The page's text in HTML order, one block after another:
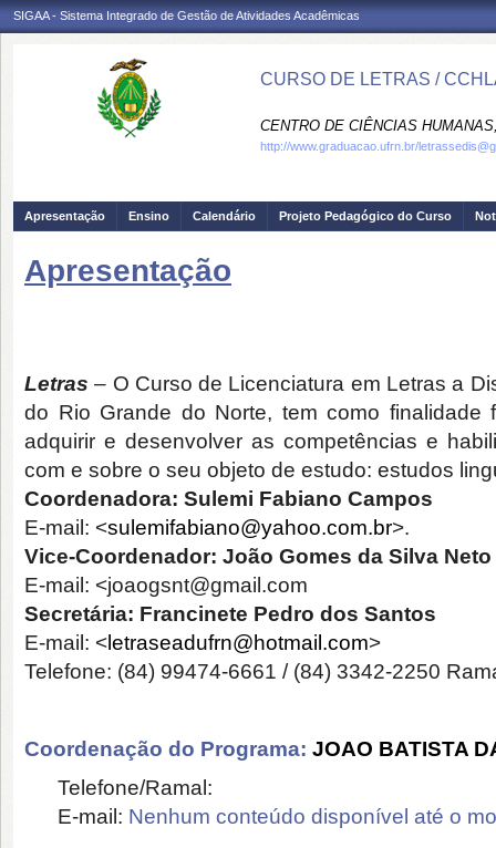
SIGAA - Sistema Integrado de Gestão de Atividades Acadêmicas
CURSO DE LETRAS /
CENTRO DE CIÊNCIAS
http://www.graduacao.ufrn.br/
Apresentação Ensino Calendário Projeto Pedagógico do Curso
Apresentação
Letras – O Curso de Licenciatura em Letras a
do Rio Grande do Norte, tem como finalidade
adquirir e desenvolver as competências e
com e sobre o seu objeto de estudo: estudos
Coordenadora: Sulemi Fabiano Campos
E-mail: <sulemifabiano@yahoo.com.br>.
Vice-Coordenador: João Gomes da Silva Neto
E-mail: <joaogsnt@gmail.com
Secretária: Francinete Pedro dos Santos
E-mail: <letraseadufrn@hotmail.com>
Telefone: (84) 99474-6661 / (84) 3342-2250
Coordenação do Programa: JOAO BATISTA
Telefone/Ramal:
E-mail: Nenhum conteúdo disponível até o